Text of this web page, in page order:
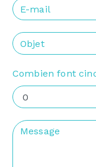
Combien font